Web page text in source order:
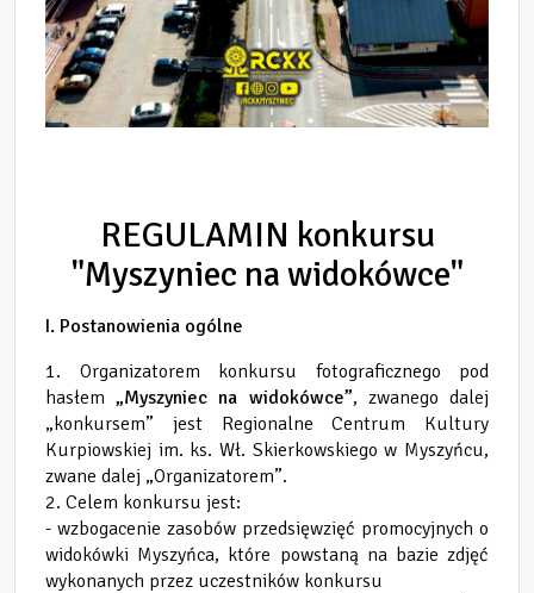
REGULAMIN konkursu
"Myszyniec na widokówce"
I. Postanowienia ogólne
1. Organizatorem konkursu fotograficznego pod
hasłem„Myszyniec na widokówce”, zwanego dalej
„konkursem” jest Regionalne Centrum Kultury
Kurpiowskiej im. ks. Wł. Skierkowskiego w Myszyńcu,
zwane dalej „Organizatorem”.
2. Celem konkursu jest:
- wzbogacenie zasobów przedsięwzięć promocyjnych o
widokówki Myszyńca, które powstaną na bazie zdjęć
wykonanych przez uczestników konkursu